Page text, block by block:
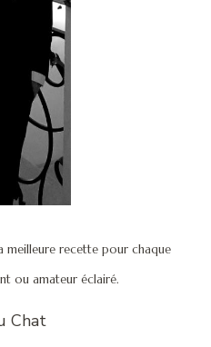
recette pour chaque
ou amateur éclairé.
Chat